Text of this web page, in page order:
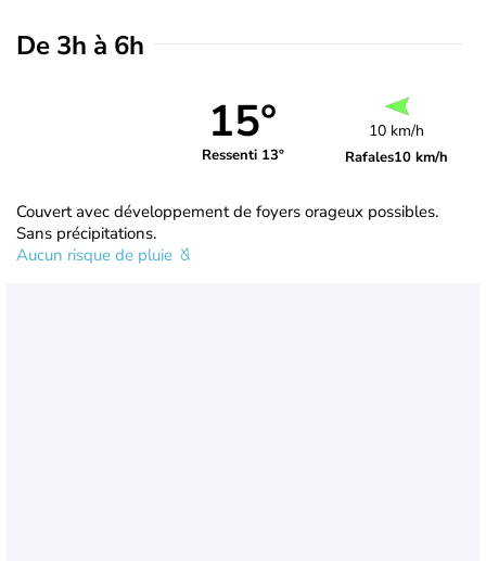
De 3h à 6h
15°
Ressenti 13°
10 km/h
Rafales10 km/h
Couvert avec développement de foyers orageux possibles.
Sans précipitations.
Aucun risque de pluie